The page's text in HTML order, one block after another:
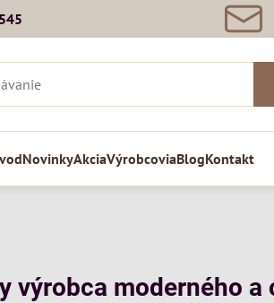
NovinkyAkciaVýrobcoviaBlogKontakt
výrobca moderného